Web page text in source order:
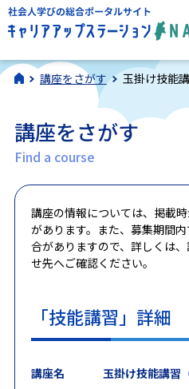
講座をさがす 玉掛け技能
講座をさがす
Find a course
講座の情報については、掲載
があります。また、募集期間
合がありますので、詳しくは
せ先へご確認ください。
「技能講習」詳細
講座名
玉掛け技能講習